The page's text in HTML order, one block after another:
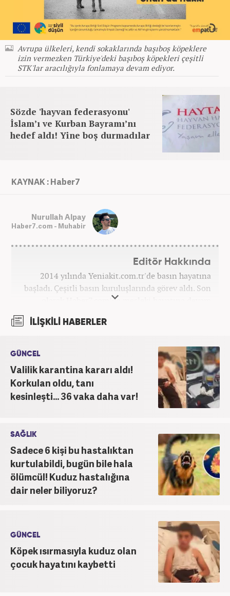
Avrupa ülkeleri, kendi sokaklarında başıboş köpeklere
izin vermezken Türkiye'deki başıboş köpekleri çeşitli
STK'lar aracılığıyla fonlamaya devam ediyor.
Sözde 'hayvan federasyonu'
İslam’ı ve Kurban Bayramı’nı
hedef aldı! Yine boş durmadılar
KAYNAK : Haber7
Nurullah Alpay
Haber7.com - Muhabir
Editör Hakkında
2014 yılında Yeniakit.com.tr'de basın hayatına
başladı. Çeşitli basın kuruluşlarında görev aldı. Son
olarak Haber7.com’da mesleki hayatına devam
İLİŞKİLİ HABERLER
GÜNCEL
Valilik karantina kararı aldı!
Korkulan oldu, tanı
kesinleşti... 36 vaka daha var!
SAĞLIK
Sadece 6 kişi bu hastalıktan
kurtulabildi, bugün bile hala
ölümcül! Kuduz hastalığına
dair neler biliyoruz?
GÜNCEL
Köpek ısırmasıyla kuduz olan
çocuk hayatını kaybetti